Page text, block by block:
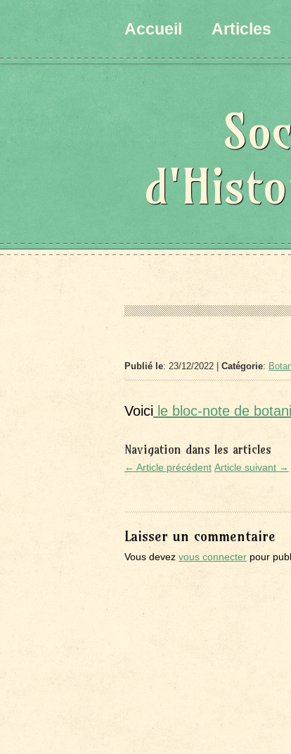
Accueil Articles
Publié le: 23/12/2022 | Catégorie:
Voici le bloc-note de
Navigation dans les articles
← Article précédent Article suivant →
Laisser un commentaire
Vous devez vous connecter pour